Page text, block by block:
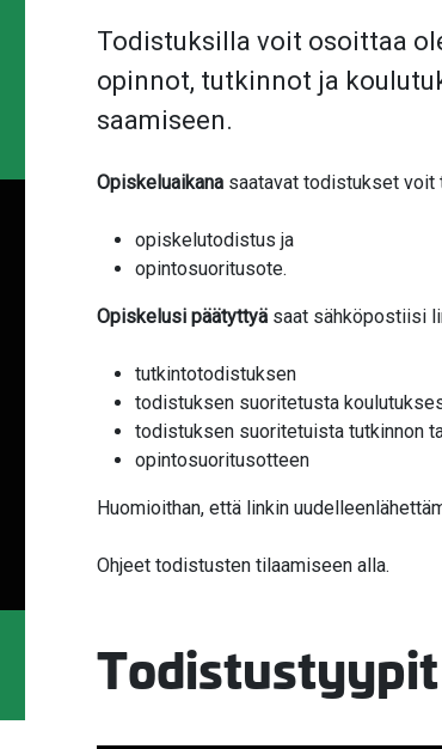
Avaa/sulje alavalikko
Avaa/sulje alavalikko
Avaa/sulje alavalikko
Avaa/sulje alavalikko
Avaa/sulje alavalikko
Todistuksilla voit osoittaa
opinnot, tutkinnot ja
saamiseen.
Opiskeluaikana saatavat todistukset voit
opiskelutodistus ja
opintosuoritusote.
Opiskelusi päätyttyä saat sähköpostiisi
tutkintotodistuksen
todistuksen suoritetusta
todistuksen suoritetuista tutkinnon
opintosuoritusotteen
Huomioithan, että linkin
Ohjeet todistusten tilaamiseen alla.